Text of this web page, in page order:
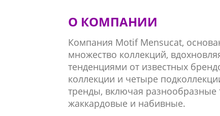
О КОМПАНИИ
Компания Motif Mensucat,
множество коллекций,
тенденциями от известных
коллекции и четыре
тренды, включая
жаккардовые и набивные.